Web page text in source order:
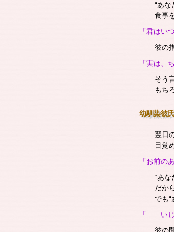
“あな
食事
「君はい
彼の
「実は、
そう
もち
幼馴染彼
翌日
目覚
「お前の
“あな
だか
でも
「……い